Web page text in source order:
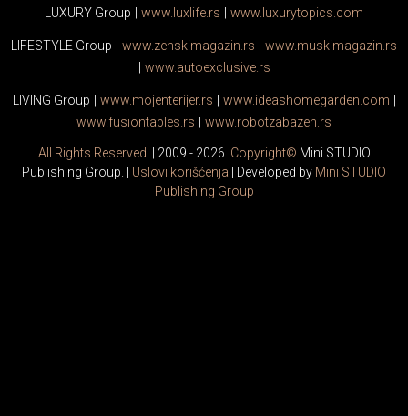
LUXURY Group www. luxlife.rs www. luxurytopics.com
LIFESTYLE Group www.zenskimagazin.rs www.muskimagazin.rs
www.autoexclusive.rs
LIVING Group www.mojenterijer.rs www.ideashomegarden.com
www.fusiontables.rs www.robotzabazen.rs
All Rights Reserved. | 2009 - 2026. Copyright© Mini STUDIO
Publishing Group. | Uslovi korišćenja | Developed by Mini STUDIO
Publishing Group